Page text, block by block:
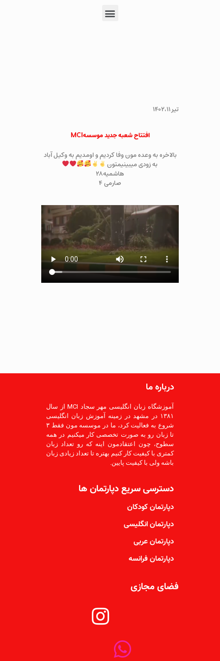
تیر ۱۴۰۲،۱۱
افتتاح شعبه جدید موسسهMCI
بالاخره به وعده مون وفا کردیم و اومدیم به وکیل آباد
به زودی میبینیمتون
هاشمیه۲۸
صارمی ۴
درباره ما
آموزشگاه زبان انگلیسی مهر سجاد MCI از سال
۱۳۸۱ در مشهد در زمینه آموزش زبان انگلیسی
شروع به فعالیت کرد، ما در موسسه مون فقط ۳
تا زبان رو به صورت تخصصی کار میکنیم در همه
سطوح، چون اعتقادمون اینه که رو تعداد زبان
کمتری با کیفیت کار کنیم بهتره تا تعداد زیادی زبان
باشه ولی با کیفیت پایین.
دسترسی سریع دپارتمان ها
دپارتمان کودکان
دپارتمان انگلیسی
دپارتمان عربی
دپارتمان فرانسه
فضای مجازی